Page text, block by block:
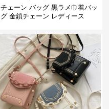
チェーン バッグ 黒ラメ巾着バッ
グ 金鎖チェーン レディース